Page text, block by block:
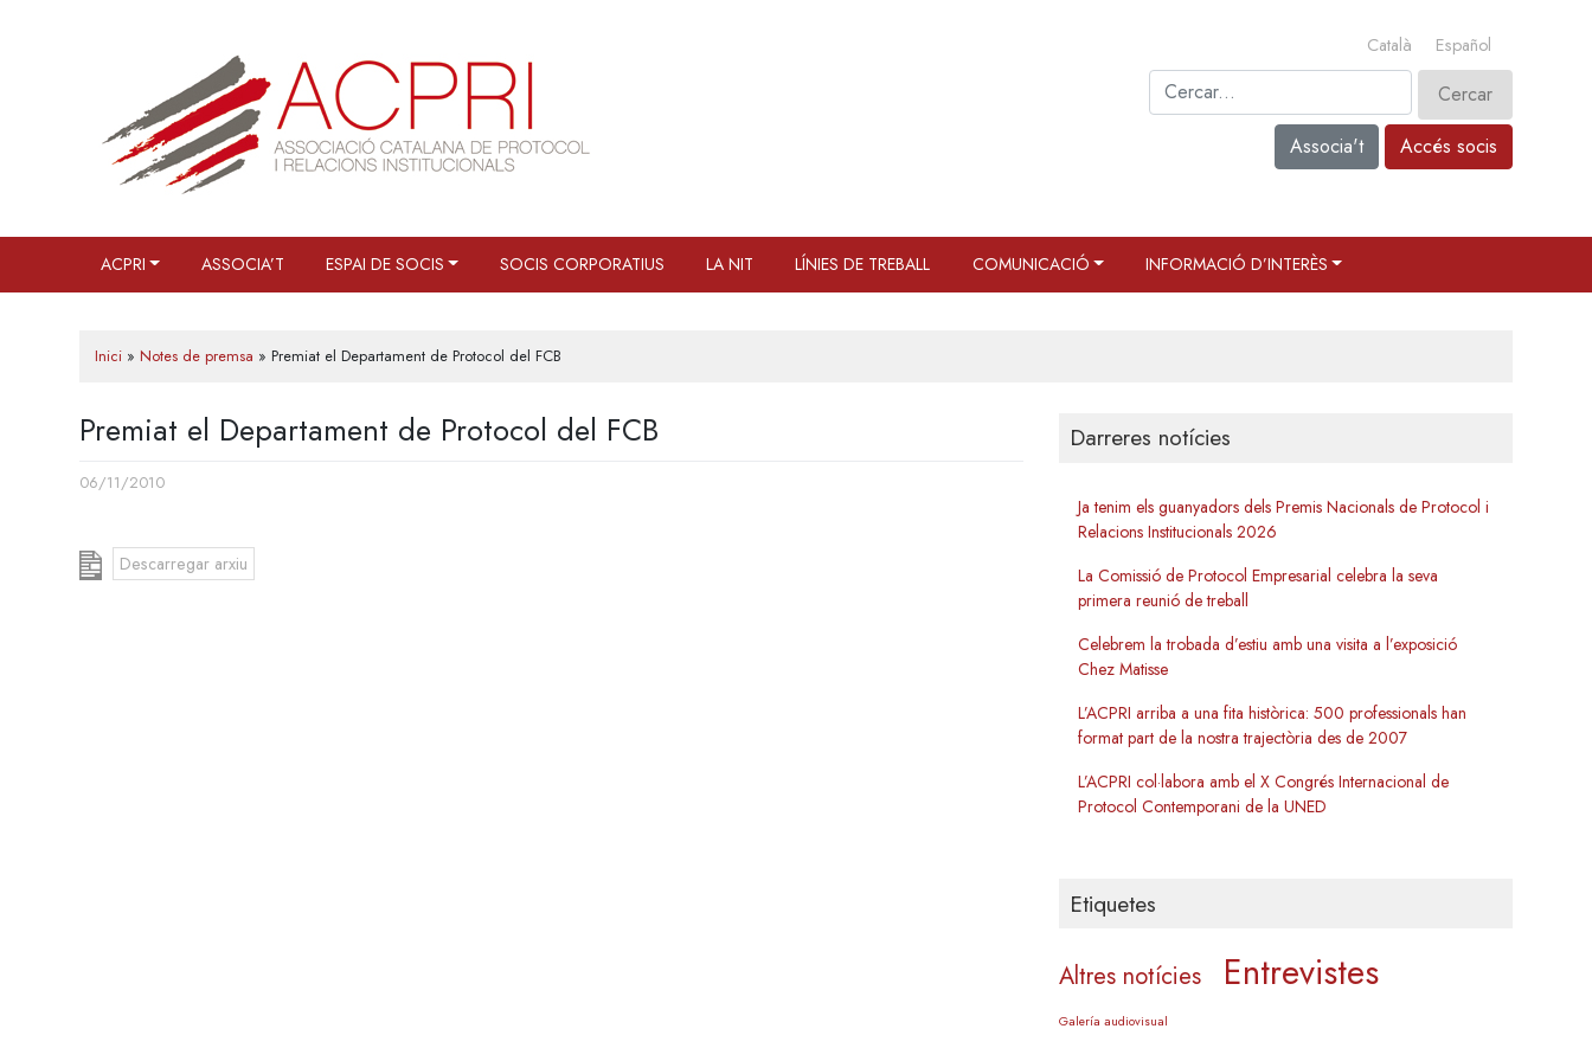
Català Español
Associa't Accés socis
ACPRI ASSOCIA’T ESPAI DE SOCIS SOCIS CORPORATIUS LA NIT LÍNIES DE TREBALL COMUNICACIÓ INFORMACIÓ D’INTERÈS
Inici» Notes de premsa » Premiat el Departament de Protocol del FCB
Premiat el Departament de Protocol del FCB
06/11/2010
Descarregar arxiu
Darreres notícies
Ja tenim els guanyadors dels Premis Nacionals de Protocol i
Relacions Institucionals 2026
La Comissió de Protocol Empresarial celebra la seva
primera reunió de treball
Celebrem la trobada d’estiu amb una visita a l’exposició
Chez Matisse
L’ACPRI arriba a una fita històrica: 500 professionals han
format part de la nostra trajectòria des de 2007
L’ACPRI col·labora amb el X Congrés Internacional de
Protocol Contemporani de la UNED
Etiquetes
Altres notícies Entrevistes
Galería audiovisual